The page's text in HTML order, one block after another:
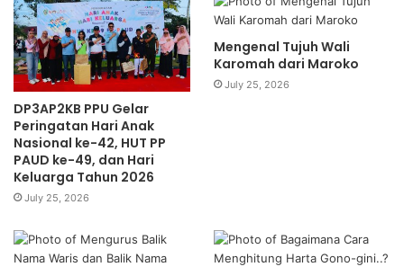
DP3AP2KB PPU Gelar
Peringatan Hari Anak
Nasional ke-42, HUT PP
PAUD ke-49, dan Hari
Keluarga Tahun 2026
July 25, 2026
Mengenal Tujuh Wali
Karomah dari Maroko
July 25, 2026